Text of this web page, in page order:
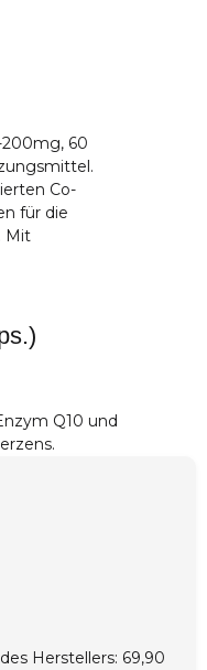
Q10 und
Herstellers: 69,90